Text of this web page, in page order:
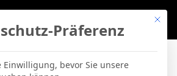
Mit
Präferenz
bevor Sie unsere